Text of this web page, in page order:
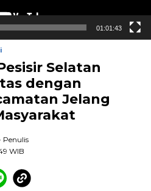
01:01:43
Selatan
dengan
Jelang
Penulis
WIB